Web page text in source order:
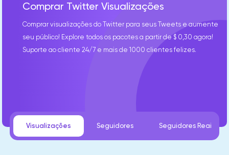
Comprar Twitter Visualizações
Comprar visualizações do Twitter para seus Tweets e aumente
seu público! Explore todos os pacotes a partir de $ 0,30 agora!
Suporte ao cliente 24/7 e mais de 1000 clientes felizes.
Visualizações Seguidores Seguidores Reais